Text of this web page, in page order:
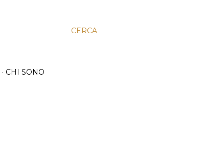
CERCA
CHI SONO